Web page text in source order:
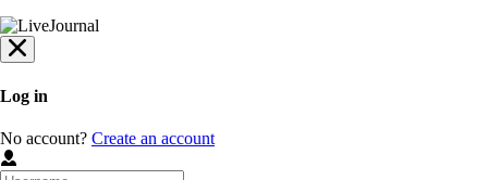
Log in
No account? Create an account